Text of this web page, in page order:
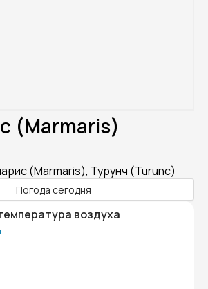
(Marmaris)
(Marmaris), Турунч (Turunc)
Погода сегодня
воздуха